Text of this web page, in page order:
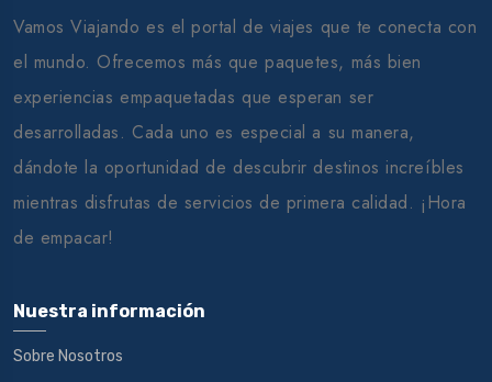
Vamos Viajando es el portal de viajes que te conecta con
el mundo. Ofrecemos más que paquetes, más bien
experiencias empaquetadas que esperan ser
desarrolladas. Cada uno es especial a su manera,
dándote la oportunidad de descubrir destinos increíbles
mientras disfrutas de servicios de primera calidad. ¡Hora
de empacar!
Nuestra información
Sobre Nosotros